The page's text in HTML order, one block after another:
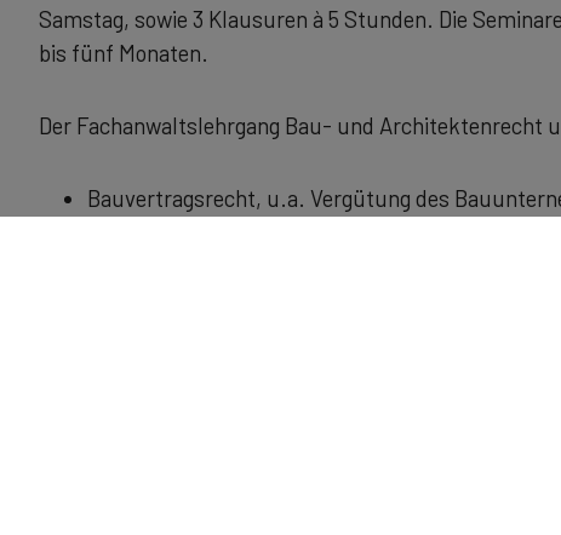
Samstag, sowie 3 Klausuren à 5 Stunden. Die
bis fünf Monaten.
Der Fachanwaltslehrgang Bau- und Architektenrecht
Bauvertragsrecht, u.a. Vergütung des